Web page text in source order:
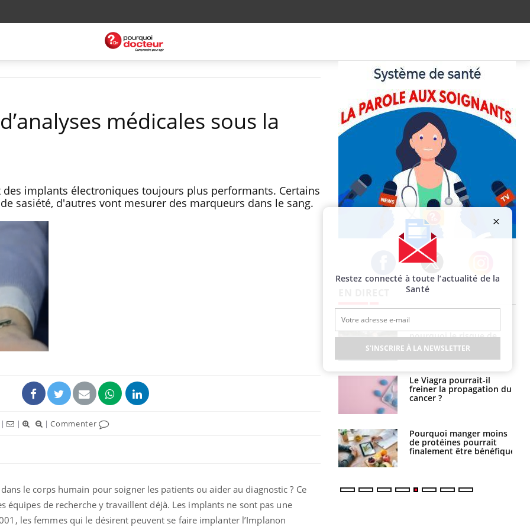
médicales sous la
implants électroniques toujours plus performants. Certains
sasiété, d'autres vont mesurer des marqueurs dans le sang.
| | |Commenter
le corps humain pour soigner les patients ou aider au diagnostic ? Ce
équipes de recherche y travaillent déjà. Les implants ne sont pas une
les femmes qui le désirent peuvent se faire implanter l’Implanon
Facebook Twitter Instagram
Les médicaments GLP-1
protègent-ils aussi les os
?
Cytomégalovirus : ce qui
pourquoi le risque de
noyade grimpe-t-il ?
Le Viagra pourrait-il
freiner la propagation du
cancer ?
Pourquoi manger moins
de protéines pourrait
finalement être bénéfique
Restez connecté à toute l’actualité de la
Santé
S'INSCRIRE À LA NEWSLETTER